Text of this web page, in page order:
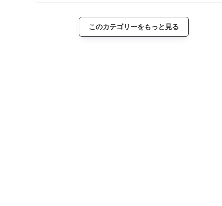
このカテゴリーをもっと見る